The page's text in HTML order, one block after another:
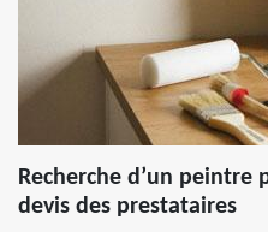
Recherche d’un peintre
devis des prestataires